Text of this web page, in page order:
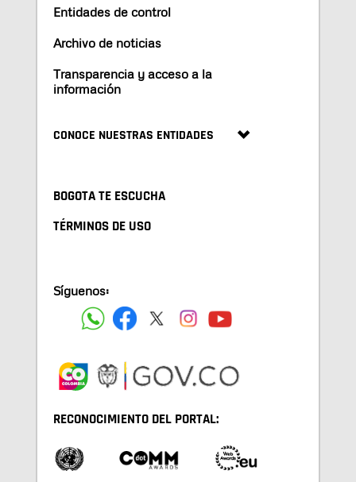
Entidades de control
Archivo de noticias
Transparencia y acceso a la
información
CONOCE NUESTRAS ENTIDADES
BOGOTA TE ESCUCHA
TÉRMINOS DE USO
Síguenos:
RECONOCIMIENTO DEL PORTAL: